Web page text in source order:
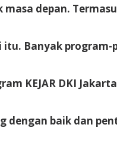
depan.
Banyak
KEJAR DKI
dengan baik dan